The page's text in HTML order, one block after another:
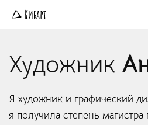
Художник
Я художник и графический
я получила степень